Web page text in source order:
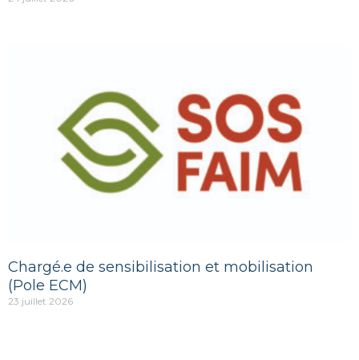
Chargé.e de sensibilisation et mobilisation
(Pole ECM)
23 juillet 2026